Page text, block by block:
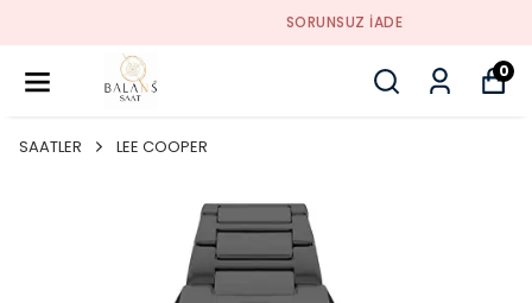
SORUNSUZ İADE
0
SAATLER LEE COOPER